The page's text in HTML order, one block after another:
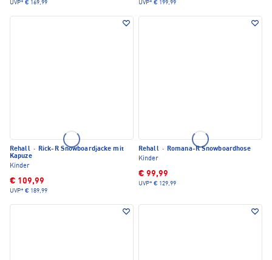
UVP* € 169,99 UVP* € 199,99
Rehall · Rick-R Snowboardjacke mit
Kapuze
Kinder
€ 109,99
UVP* € 189,99
Rehall · Romana-R Snowboardhose
Kinder
€ 99,99
UVP* € 129,99